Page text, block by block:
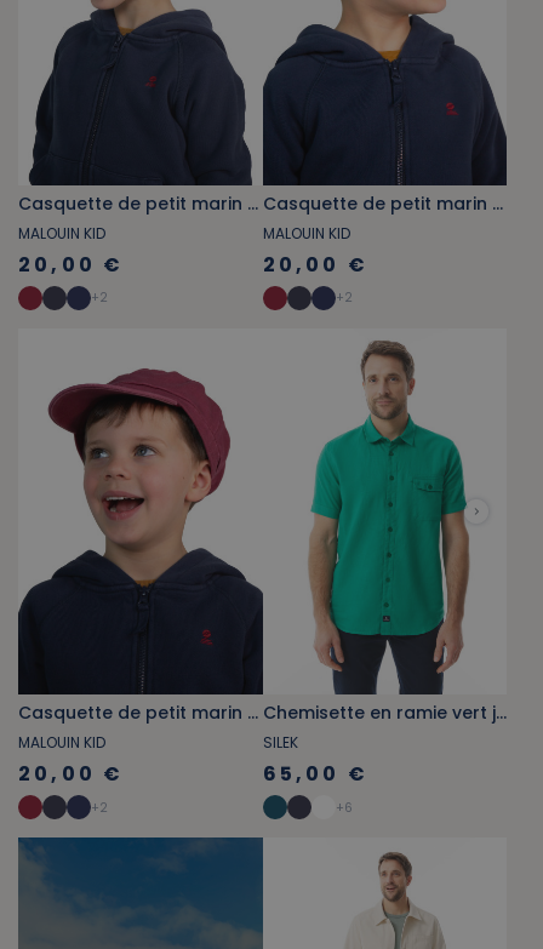
Casquette de petit marin bleu marine
MALOUIN KID
20,00 €
+2
Casquette de petit marin vert jade
MALOUIN KID
20,00 €
+2
Casquette de petit marin rouge brique
MALOUIN KID
20,00 €
+2
Chemisette en ramie vert jade
SILEK
65,00 €
+6